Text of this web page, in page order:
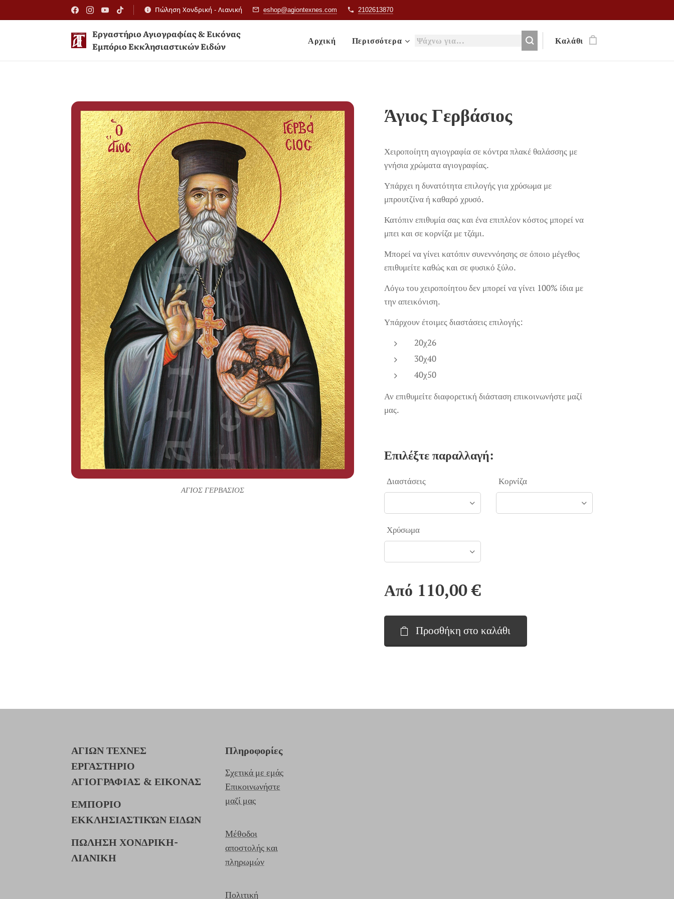
Πώληση Χονδρική - Λιανική eshop@agiontexnes.com 2102613870
Εργαστήριο Αγιογραφίας & Εικόνας
Εμπόριο Εκκλησιαστικών Ειδών
Αρχική Περισσότερα Καλάθι
Άγιος Γερβάσιος
ΑΓΙΟΣ ΓΕΡΒΑΣΙΟΣ
Χειροποίητη αγιογραφία σε κόντρα πλακέ θαλάσσης με
γνήσια χρώματα αγιογραφίας.
Υπάρχει η δυνατότητα επιλογής για χρύσωμα με
μπρουτζίνα ή καθαρό χρυσό.
Κατόπιν επιθυμία σας και ένα επιπλέον κόστος μπορεί να
μπει και σε κορνίζα με τζάμι.
Μπορεί να γίνει κατόπιν συνεννόησης σε όποιο μέγεθος
επιθυμείτε καθώς και σε φυσικό ξύλο.
Λόγω του χειροποίητου δεν μπορεί να γίνει 100% ίδια με
την απεικόνιση.
Υπάρχουν έτοιμες διαστάσεις επιλογής:
20χ26
30χ40
40χ50
Αν επιθυμείτε διαφορετική διάσταση επικοινωνήστε μαζί
μας.
Επιλέξτε παραλλαγή:
Διαστάσεις Κορνίζα
Χρύσωμα
Από 110,00€
Προσθήκη στο καλάθι
ΑΓΙΩΝ ΤΕΧΝΕΣ
ΕΡΓΑΣΤΗΡΙΟ
ΑΓΙΟΓΡΑΦΙΑΣ & ΕΙΚΟΝΑΣ
ΕΜΠΟΡΙΟ
ΕΚΚΛΗΣΙΑΣΤΙΚΏΝ ΕΙΔΩΝ
ΠΩΛΗΣΗ ΧΟΝΔΡΙΚΗ-
ΛΙΑΝΙΚΗ
Πληροφορίες
Σχετικά με εμάς
Επικοινωνήστε
μαζί μας
Μέθοδοι
αποστολής και
πληρωμών
Πολιτική